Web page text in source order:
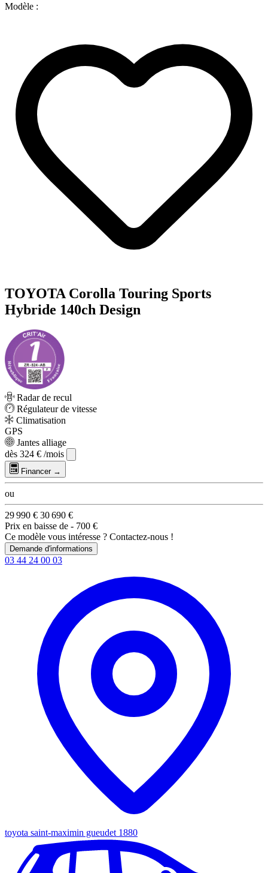
Modèle :
TOYOTA Corolla Touring Sports
Hybride 140ch Design
Radar de recul
Régulateur de vitesse
Climatisation
GPS
Jantes alliage
dès 324 € /mois
Financer →
ou
29 990 € 30 690 €
Prix en baisse de - 700 €
Ce modèle vous intéresse ? Contactez-nous !
Demande d'informations
03 44 24 00 03
toyota saint-maximin gueudet 1880